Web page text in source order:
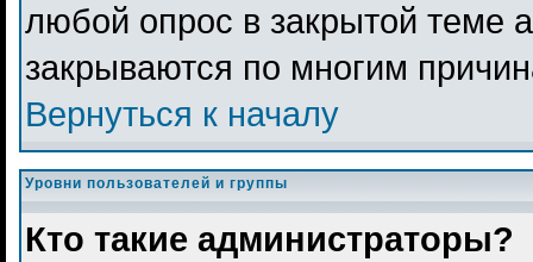
любой опрос в закрытой теме
закрываются по многим
Вернуться к началу
Уровни пользователей и группы
Кто такие администраторы?